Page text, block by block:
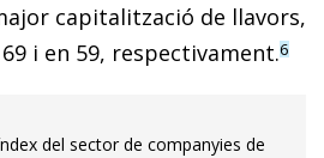
capitalització de llavors,
i en 59, respectivament.6
del sector de companyies de